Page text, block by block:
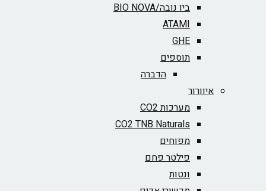
ביו נובה/BIO NOVA‏
ATAMI
תוספים
הדברה
איוורור
מערכות CO2
CO2 TNB Naturals
מפוחים
פילטר פחם